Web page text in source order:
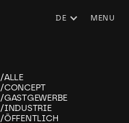
DE MENU
/ALLE
/CONCEPT
/GASTGEWERBE
/INDUSTRIE
/ÖFFENTLICH